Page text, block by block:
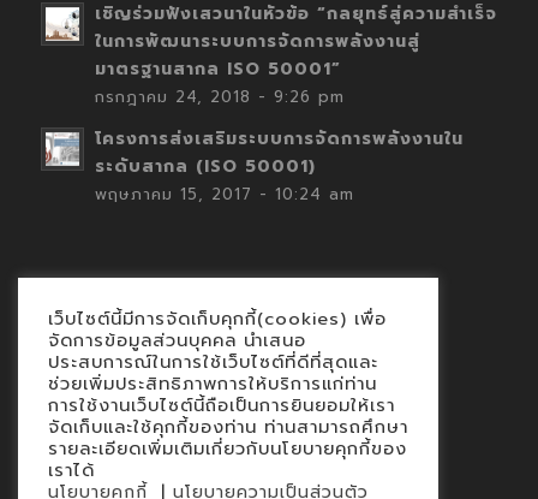
เชิญร่วมฟังเสวนาในหัวข้อ “กลยุทธ์สู่ความสำเร็จ
ในการพัฒนาระบบการจัดการพลังงานสู่
มาตรฐานสากล ISO 50001”
กรกฎาคม 24, 2018 - 9:26 pm
โครงการส่งเสริมระบบการจัดการพลังงานใน
ระดับสากล (ISO 50001)
พฤษภาคม 15, 2017 - 10:24 am
Contact
นโยบายคุกกี้
นโยบายข้อมูลส่วนบุคคล
เว็บไซต์นี้มีการจัดเก็บคุกกี้(cookies) เพื่อ
จัดการข้อมูลส่วนบุคคล นำเสนอ
ประสบการณ์ในการใช้เว็บไซต์ที่ดีที่สุดและ
ช่วยเพิ่มประสิทธิภาพการให้บริการแก่ท่าน
การใช้งานเว็บไซต์นี้ถือเป็นการยินยอมให้เรา
จัดเก็บและใช้คุกกี้ของท่าน ท่านสามารถศึกษา
รายละเอียดเพิ่มเติมเกี่ยวกับนโยบายคุกกี้ของ
เราได้
นโยบายคุกกี้ | นโยบายความเป็นส่วนตัว